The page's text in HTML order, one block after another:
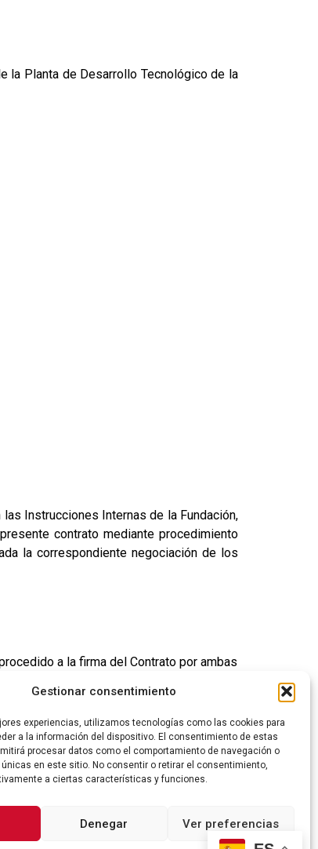
Gestionar consentimiento
experiencias, utilizamos tecnologías como las cookies para
a la información del dispositivo. El consentimiento de estas
procesar datos como el comportamiento de navegación o
en este sitio. No consentir o retirar el consentimiento,
a ciertas características y funciones.
Denegar Ver preferencias
la Planta de Desarrollo Tecnológico de la
Instrucciones Internas de la Fundación,
contrato mediante procedimiento
la correspondiente negociación de los
a la firma del Contrato por ambas